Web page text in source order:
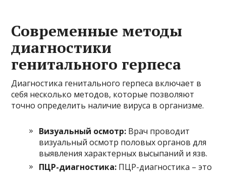
Современные методы
диагностики
генитального герпеса
Диагностика генитального герпеса включает в
себя несколько методов, которые позволяют
точно определить наличие вируса в организме.
Визуальный осмотр: Врач проводит
визуальный осмотр половых органов для
выявления характерных высыпаний и язв.
ПЦР-диагностика: ПЦР-диагностика – это